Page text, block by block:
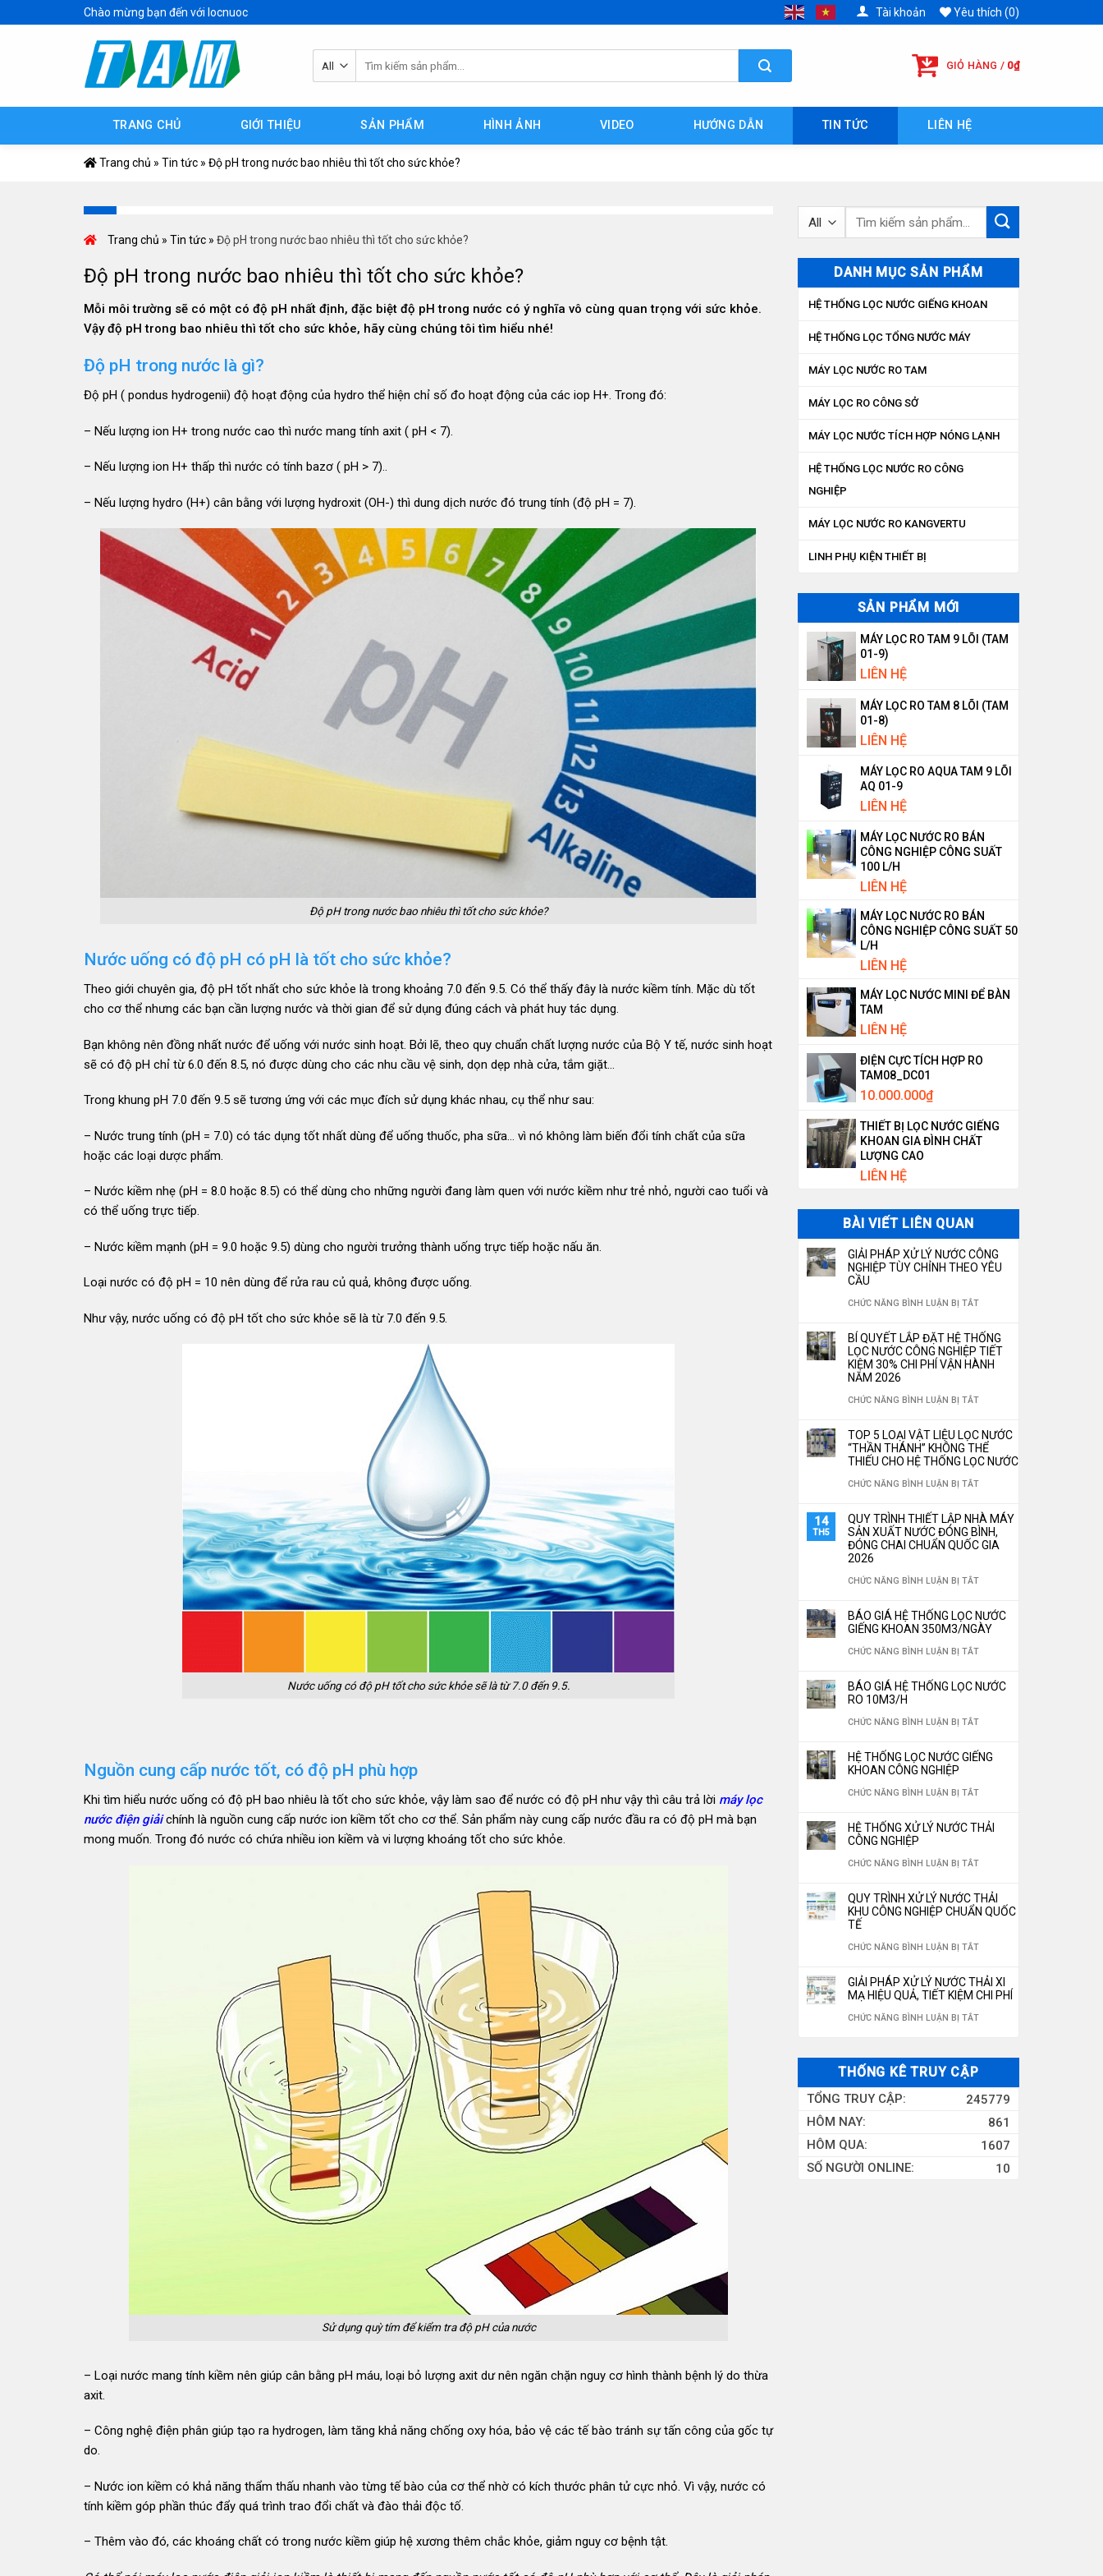
to
Chào mừng bạn đến với locnuoc Tài khoản Yêu thích (0)
kiếm:
GIỎ HÀNG / 0₫
TRANG CHỦ GIỚI THIỆU SẢN PHẨM HÌNH ẢNH VIDEO HƯỚNG DẪN TIN TỨC LIÊN HỆ
Trang chủ » Tin tức » Độ pH trong nước bao nhiêu thì tốt cho sức khỏe?
Trang chủ » Tin tức » Độ pH trong nước bao nhiêu thì tốt cho sức khỏe?
Độ pH trong nước bao nhiêu thì tốt cho sức khỏe?
Mỗi môi trường sẽ có một có độ pH nhất định, đặc biệt độ pH trong nước có ý nghĩa vô cùng quan trọng với sức khỏe.
Vậy độ pH trong bao nhiêu thì tốt cho sức khỏe, hãy cùng chúng tôi tìm hiểu nhé!
Độ pH trong nước là gì?
Độ pH ( pondus hydrogenii) độ hoạt động của hydro thể hiện chỉ số đo hoạt động của các iop H+. Trong đó:
– Nếu lượng ion H+ trong nước cao thì nước mang tính axit ( pH < 7).
– Nếu lượng ion H+ thấp thì nước có tính bazơ ( pH > 7)..
– Nếu lượng hydro (H+) cân bằng với lượng hydroxit (OH-) thì dung dịch nước đó trung tính (độ pH = 7).
Độ pH trong nước bao nhiêu thì tốt cho sức khỏe?
Nước uống có độ pH có pH là tốt cho sức khỏe?
Theo giới chuyên gia, độ pH tốt nhất cho sức khỏe là trong khoảng 7.0 đến 9.5. Có thể thấy đây là nước kiềm tính. Mặc dù tốt
cho cơ thể nhưng các bạn cần lượng nước và thời gian để sử dụng đúng cách và phát huy tác dụng.
Bạn không nên đồng nhất nước để uống với nước sinh hoạt. Bởi lẽ, theo quy chuẩn chất lượng nước của Bộ Y tế, nước sinh hoạt
sẽ có độ pH chỉ từ 6.0 đến 8.5, nó được dùng cho các nhu cầu vệ sinh, dọn dẹp nhà cửa, tắm giặt…
Trong khung pH 7.0 đến 9.5 sẽ tương ứng với các mục đích sử dụng khác nhau, cụ thể như sau:
– Nước trung tính (pH = 7.0) có tác dụng tốt nhất dùng để uống thuốc, pha sữa… vì nó không làm biến đổi tính chất của sữa
hoặc các loại dược phẩm.
– Nước kiềm nhẹ (pH = 8.0 hoặc 8.5) có thể dùng cho những người đang làm quen với nước kiềm như trẻ nhỏ, người cao tuổi và
có thể uống trực tiếp.
– Nước kiềm mạnh (pH = 9.0 hoặc 9.5) dùng cho người trưởng thành uống trực tiếp hoặc nấu ăn.
Loại nước có độ pH = 10 nên dùng để rửa rau củ quả, không được uống.
Như vậy, nước uống có độ pH tốt cho sức khỏe sẽ là từ 7.0 đến 9.5.
Nước uống có độ pH tốt cho sức khỏe sẽ là từ 7.0 đến 9.5.
Nguồn cung cấp nước tốt, có độ pH phù hợp
Khi tìm hiểu nước uống có độ pH bao nhiêu là tốt cho sức khỏe, vậy làm sao để nước có độ pH như vậy thì câu trả lời máy lọc
nước điện giải chính là nguồn cung cấp nước ion kiềm tốt cho cơ thể. Sản phẩm này cung cấp nước đầu ra có độ pH mà bạn
mong muốn. Trong đó nước có chứa nhiều ion kiềm và vi lượng khoáng tốt cho sức khỏe.
Sử dụng quỳ tím để kiểm tra độ pH của nước
– Loại nước mang tính kiềm nên giúp cân bằng pH máu, loại bỏ lượng axit dư nên ngăn chặn nguy cơ hình thành bệnh lý do thừa
axit.
– Công nghệ điện phân giúp tạo ra hydrogen, làm tăng khả năng chống oxy hóa, bảo vệ các tế bào tránh sự tấn công của gốc tự
do.
– Nước ion kiềm có khả năng thẩm thấu nhanh vào từng tế bào của cơ thể nhờ có kích thước phân tử cực nhỏ. Vì vậy, nước có
tính kiềm góp phần thúc đẩy quá trình trao đổi chất và đào thải độc tố.
– Thêm vào đó, các khoáng chất có trong nước kiềm giúp hệ xương thêm chắc khỏe, giảm nguy cơ bệnh tật.
Tìm
DANH MỤC SẢN PHẨM
HỆ THỐNG LỌC NƯỚC GIẾNG KHOAN
HỆ THỐNG LỌC TỔNG NƯỚC MÁY
MÁY LỌC NƯỚC RO TAM
MÁY LỌC RO CÔNG SỞ
MÁY LỌC NƯỚC TÍCH HỢP NÓNG LẠNH
HỆ THỐNG LỌC NƯỚC RO CÔNG
NGHIỆP
MÁY LỌC NƯỚC RO KANGVERTU
LINH PHỤ KIỆN THIẾT BỊ
SẢN PHẨM MỚI
MÁY LỌC RO TAM 9 LÕI (TAM
01-9)
LIÊN HỆ
MÁY LỌC RO TAM 8 LÕI (TAM
01-8)
LIÊN HỆ
MÁY LỌC RO AQUA TAM 9 LÕI
AQ 01-9
LIÊN HỆ
MÁY LỌC NƯỚC RO BÁN
CÔNG NGHIỆP CÔNG SUẤT
100 L/H
LIÊN HỆ
MÁY LỌC NƯỚC RO BÁN
CÔNG NGHIỆP CÔNG SUẤT 50
L/H
LIÊN HỆ
MÁY LỌC NƯỚC MINI ĐỂ BÀN
TAM
LIÊN HỆ
ĐIỆN CỰC TÍCH HỢP RO
TAM08_DC01
10.000.000₫
THIẾT BỊ LỌC NƯỚC GIẾNG
KHOAN GIA ĐÌNH CHẤT
LƯỢNG CAO
LIÊN HỆ
BÀI VIẾT LIÊN QUAN
GIẢI PHÁP XỬ LÝ NƯỚC CÔNG
NGHIỆP TÙY CHỈNH THEO YÊU
CẦU
CHỨC NĂNG BÌNH LUẬN BỊ TẮTỞ
PHÁP
XỬ
CÔNG
NGHIỆP
TÙY
THEO
YÊU
BÍ QUYẾT LẮP ĐẶT HỆ THỐNG
LỌC NƯỚC CÔNG NGHIỆP TIẾT
KIỆM 30% CHI PHÍ VẬN HÀNH
NĂM 2026
CHỨC NĂNG BÌNH LUẬN BỊ TẮTỞ
QUYẾT
LẮP
HỆ
THỐNG
NƯỚC
NGHIỆP
30%
VẬN
2026
TOP 5 LOẠI VẬT LIỆU LỌC NƯỚC
“THẦN THÁNH” KHÔNG THỂ
THIẾU CHO HỆ THỐNG LỌC NƯỚC
CHỨC NĂNG BÌNH LUẬN BỊ TẮTỞ
5
LOẠI
LỌC
THÁNH”
THIẾU
HỆ
NƯỚC
14
TH5
QUY TRÌNH THIẾT LẬP NHÀ MÁY
SẢN XUẤT NƯỚC ĐÓNG BÌNH,
ĐÓNG CHAI CHUẨN QUỐC GIA
2026
CHỨC NĂNG BÌNH LUẬN BỊ TẮTỞ
TRÌNH
THIẾT
NHÀ
XUẤT
BÌNH,
CHUẨN
QUỐC
BÁO GIÁ HỆ THỐNG LỌC NƯỚC
GIẾNG KHOAN 350M3/NGÀY
CHỨC NĂNG BÌNH LUẬN BỊ TẮTỞ
GIÁ
HỆ
LỌC
KHOAN
BÁO GIÁ HỆ THỐNG LỌC NƯỚC
RO 10M3/H
CHỨC NĂNG BÌNH LUẬN BỊ TẮTỞ
HỆ
LỌC
10M3/H
HỆ THỐNG LỌC NƯỚC GIẾNG
KHOAN CÔNG NGHIỆP
CHỨC NĂNG BÌNH LUẬN BỊ TẮTỞ
LỌC
GIẾNG
CÔNG
HỆ THỐNG XỬ LÝ NƯỚC THẢI
CÔNG NGHIỆP
CHỨC NĂNG BÌNH LUẬN BỊ TẮTỞ
THỐNG
NƯỚC
THẢI
CÔNG
QUY TRÌNH XỬ LÝ NƯỚC THẢI
KHU CÔNG NGHIỆP CHUẨN QUỐC
TẾ
CHỨC NĂNG BÌNH LUẬN BỊ TẮTỞ
TRÌNH
XỬ
NƯỚC
KHU
CÔNG
NGHIỆP
CHUẨN
GIẢI PHÁP XỬ LÝ NƯỚC THẢI XI
MẠ HIỆU QUẢ, TIẾT KIỆM CHI PHÍ
CHỨC NĂNG BÌNH LUẬN BỊ TẮTỞ
PHÁP
LÝ
NƯỚC
THẢI
THỐNG KÊ TRUY CẬP
245779
TỔNG TRUY CẬP:
861
HÔM NAY:
1607
HÔM QUA:
10
SỐ NGƯỜI ONLINE: